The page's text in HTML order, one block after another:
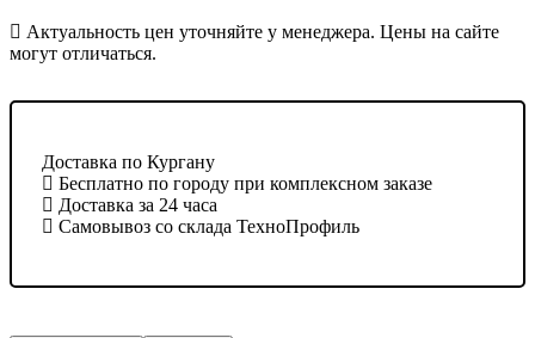
Актуальность цен уточняйте у менеджера. Цены на сайте
могут отличаться.
Доставка по Кургану
Бесплатно по городу при комплексном заказе
Доставка за 24 часа
Самовывоз со склада ТехноПрофиль